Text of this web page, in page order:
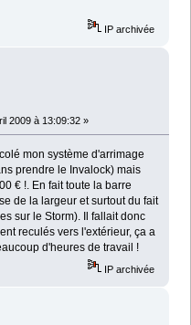
IP archivée
2009 à 13:09:32 »
mon système d'arrimage
prendre le Invalock) mais
€ !. En fait toute la barre
de la largeur et surtout du fait
sur le Storm). Il fallait donc
reculés vers l'extérieur, ça a
d'heures de travail !
IP archivée